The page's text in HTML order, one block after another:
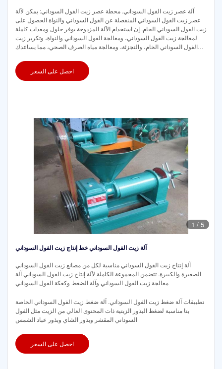
آلة عصر زيت الفول السوداني. محطة عصر زيت الفول السوداني: يمكن لآلة
عصر زيت الفول السوداني المنفصلة عن الفول السوداني والنواة الحصول على
زيت الفول السوداني الخام. إن استخدام الآلة المزدوجة يوفر حلول ومعدات كاملة
لمعالجة زيت الفول السوداني، ومعالجة الفول السوداني والنواة، وتكرير زيت
الفول السوداني الخام، والتجزئة، ومعالجة مياه الصرف الصحي، مما يساعدك
احصل على السعر
1 / 5
آلة زيت الفول السوداني خط إنتاج زيت الفول السوداني
آلة إنتاج زيت الفول السوداني مناسبة لكل من مصانع زيت الفول السوداني
الصغيرة والكبيرة. تتضمن المجموعة الكاملة لآلة إنتاج زيت الفول السوداني آلة
معالجة زيت الفول السوداني وآلة الضغط وكعكة الفول السوداني
تطبيقات آلة ضغط زيت الفول السوداني. آلة ضغط زيت الفول السوداني الخاصة
بنا مناسبة لضغط البذور الزيتية ذات المحتوى العالي من الزيت مثل الفول
السوداني المقشر وبذور الشاي وبذور عباد الشمس
احصل على السعر